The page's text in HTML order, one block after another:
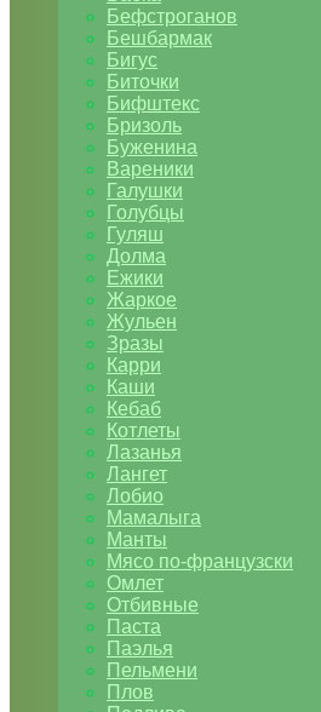
Бефстроганов
Бешбармак
Бигус
Биточки
Бифштекс
Бризоль
Буженина
Вареники
Галушки
Голубцы
Гуляш
Долма
Ежики
Жаркое
Жульен
Зразы
Карри
Каши
Кебаб
Котлеты
Лазанья
Лангет
Лобио
Мамалыга
Манты
Мясо по-французски
Омлет
Отбивные
Паста
Паэлья
Пельмени
Плов